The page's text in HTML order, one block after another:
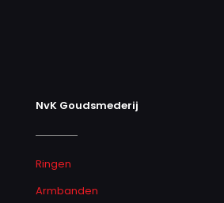
NvK Goudsmederij
Ringen
Armbanden